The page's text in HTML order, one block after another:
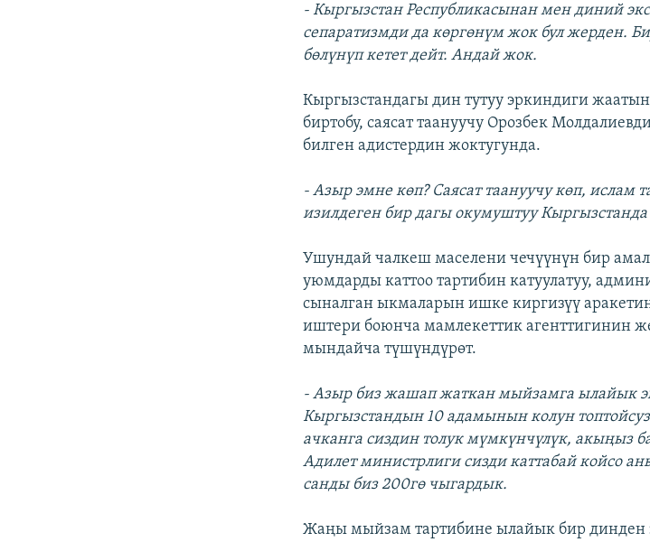
- Кыргызстан Республикасынан мен диний
сепаратизмди да көргөнүм жок бул жерден.
бөлүнүп кетет дейт. Андай жок.
Кыргызстандагы дин тутуу эркиндиги
биртобу, саясат таануучу Орозбек
билген адистердин жоктугунда.
- Азыр эмне көп? Саясат таануучу көп, ислам
изилдеген бир дагы окумуштуу
Ушундай чалкеш маселени чечүүнүн бир
уюмдарды каттоо тартибин катуулатуу,
сыналган ыкмаларын ишке киргизүү
иштери боюнча мамлекеттик агенттигинин
мындайча түшүндүрөт.
- Азыр биз жашап жаткан мыйзамга ылайык
Кыргызстандын 10 адамынын колун
ачканга сиздин толук мүмкүнчүлүк, акыңыз
Адилет министрлиги сизди каттабай койсо
санды биз 200гө чыгардык.
Жаңы мыйзам тартибине ылайык бир динден